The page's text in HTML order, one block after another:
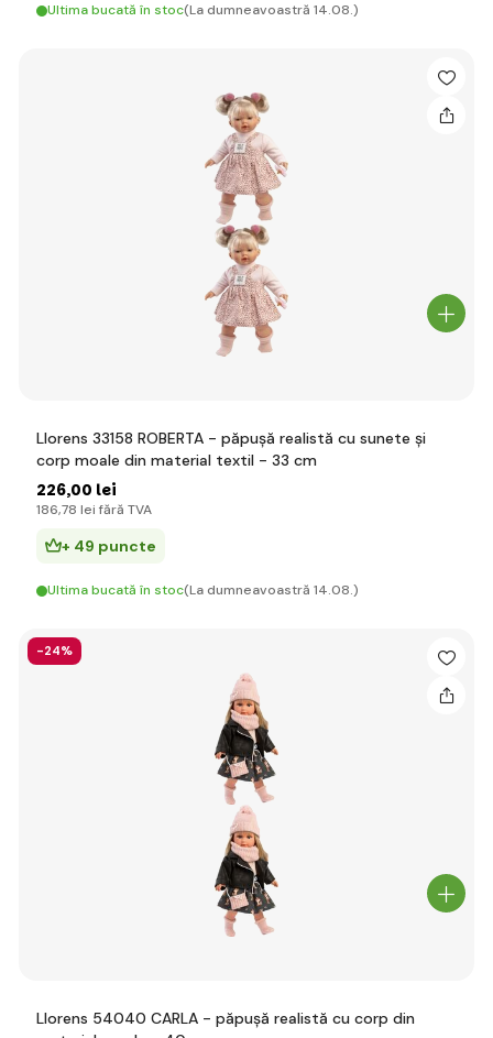
Ultima bucată în stoc(La dumneavoastră 14.08.)
Llorens 33158 ROBERTA - păpușă realistă cu sunete și
corp moale din material textil - 33 cm
226,00 lei
186,78 lei fără TVA
+ 49 puncte
Ultima bucată în stoc(La dumneavoastră 14.08.)
-24%
Llorens 54040 CARLA - păpușă realistă cu corp din